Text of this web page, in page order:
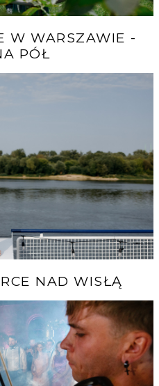
W WARSZAWIE -
PÓŁ
NAD WISŁĄ